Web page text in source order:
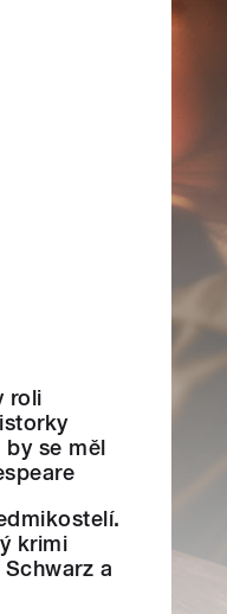
roli
by se měl
krimi
a